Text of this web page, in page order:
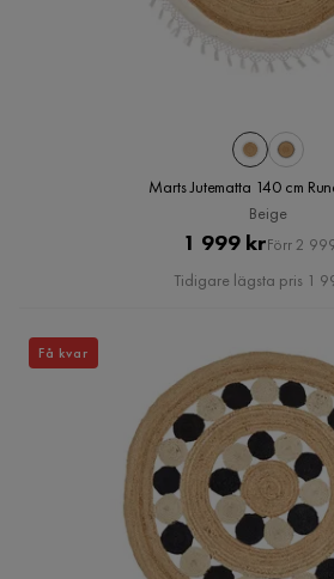
Marts Jutematta 140 cm
Beige
Pris
1 999 krOriginal
Pris
Förr 2
Tidigare lägsta pris 1
Få kvar